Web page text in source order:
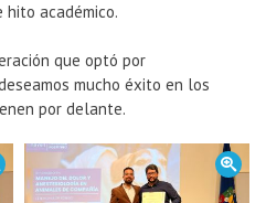
académico.
que optó por
mucho éxito en los
por delante.